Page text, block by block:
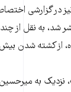
دوم دی ۹۸ منتشر شد، به